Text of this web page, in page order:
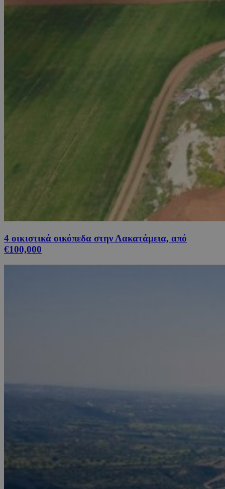
4 οικιστικά οικόπεδα στην Λακατάμεια, από
€100,000